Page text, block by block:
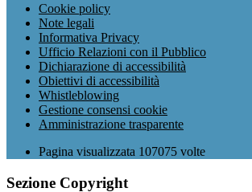
Cookie policy
Note legali
Informativa Privacy
Ufficio Relazioni con il Pubblico
Dichiarazione di accessibilità
Obiettivi di accessibilità
Whistleblowing
Gestione consensi cookie
Amministrazione trasparente
Pagina visualizzata 107075 volte
Sezione Copyright